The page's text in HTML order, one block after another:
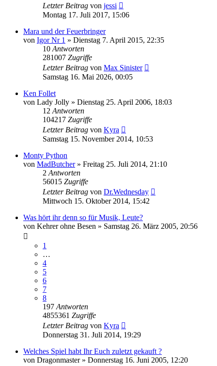
Letzter Beitrag von jessi
Montag 17. Juli 2017, 15:06
Mara und der Feuerbringer
von Igor Nr 1 » Dienstag 7. April 2015, 22:35
10 Antworten
281007 Zugriffe
Letzter Beitrag von Max Sinister
Samstag 16. Mai 2026, 00:05
Ken Follet
von Lady Jolly » Dienstag 25. April 2006, 18:03
12 Antworten
104217 Zugriffe
Letzter Beitrag von Kyra
Samstag 15. November 2014, 10:53
Monty Python
von MadButcher» Freitag 25. Juli 2014, 21:10
2 Antworten
56015 Zugriffe
Letzter Beitrag von Dr.Wednesday
Mittwoch 15. Oktober 2014, 15:42
Was hört ihr denn so für Musik, Leute?
von Kehrer ohne Besen » Samstag 26. März 2005, 20:56
1
…
4
5
6
7
8
197 Antworten
4855361 Zugriffe
Letzter Beitrag von Kyra
Donnerstag 31. Juli 2014, 19:29
Welches Spiel habt Ihr Euch zuletzt gekauft ?
von Dragonmaster» Donnerstag 16. Juni 2005, 12:20